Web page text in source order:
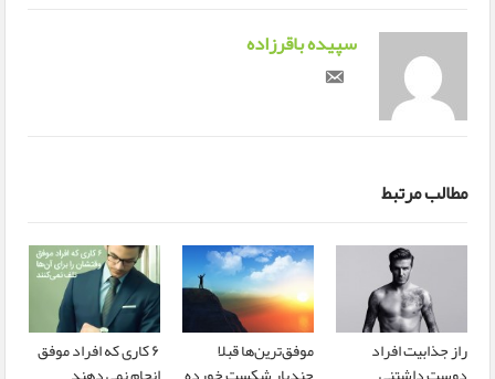
سپیده باقرزاده
مطالب مرتبط
راز جذابیت افراد موفق‌ترین‌ها قبلا ۶ کاری که افراد موفق